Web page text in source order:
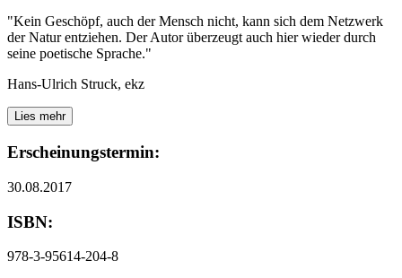
"Kein Geschöpf, auch der Mensch nicht, kann sich dem Netzwerk
der Natur entziehen. Der Autor überzeugt auch hier wieder durch
seine poetische Sprache."
Hans-Ulrich Struck, ekz
Lies mehr
Erscheinungstermin:
30.08.2017
ISBN:
978-3-95614-204-8